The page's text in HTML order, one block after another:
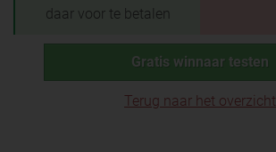
daar voor te betalen
Gratis winnaar testen
Terug naar het overzicht